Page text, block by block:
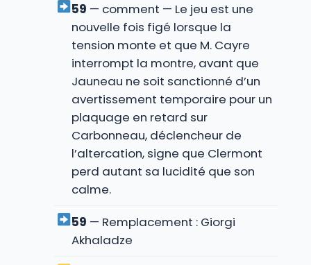
59 — comment — Le jeu est une
nouvelle fois figé lorsque la
tension monte et que M. Cayre
interrompt la montre, avant que
Jauneau ne soit sanctionné d’un
avertissement temporaire pour un
plaquage en retard sur
Carbonneau, déclencheur de
l’altercation, signe que Clermont
perd autant sa lucidité que son
calme.
59 — Remplacement : Giorgi
Akhaladze